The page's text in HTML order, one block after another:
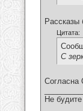
Рассказы
Цитата:
С
Согласна
Не